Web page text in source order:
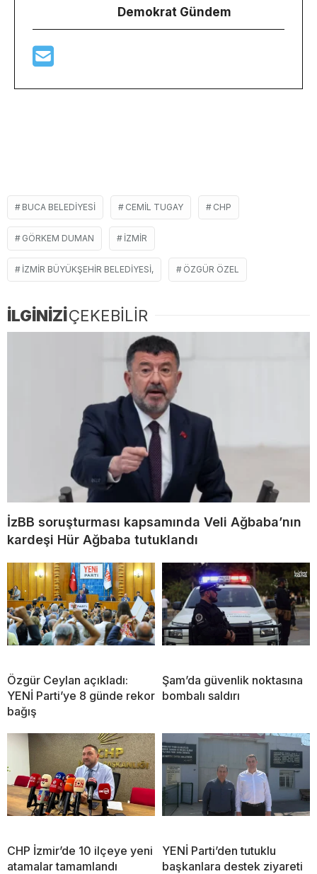
Demokrat Gündem
BUCA BELEDIYESI CEMIL TUGAY CHP
GÖRKEM DUMAN IZMIR
İZMIR BÜYÜKŞEHIR BELEDIYESI, ÖZGÜR ÖZEL
İLGİNİZİÇEKEBİLİR
İzBB soruşturması kapsamında Veli Ağbaba’nın
kardeşi Hür Ağbaba tutuklandı
Özgür Ceylan açıkladı:
YENİ Parti’ye 8 günde rekor
bağış
Şam’da güvenlik noktasına
bombalı saldırı
CHP İzmir’de 10 ilçeye yeni
atamalar tamamlandı
YENİ Parti’den tutuklu
başkanlara destek ziyareti